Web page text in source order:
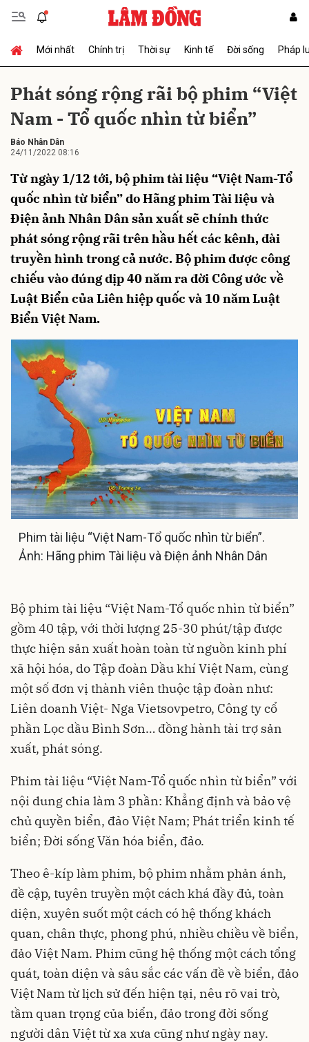
Mới nhất Chính trị Thời sự Kinh tế Đời sống Pháp
Phát sóng rộng rãi bộ phim “Việt
Nam - Tổ quốc nhìn từ biển”
Báo Nhân Dân
24/11/2022 08:16
Từ ngày 1/12 tới, bộ phim tài liệu “Việt Nam-Tổ
quốc nhìn từ biển” do Hãng phim Tài liệu và
Điện ảnh Nhân Dân sản xuất sẽ chính thức
phát sóng rộng rãi trên hầu hết các kênh, đài
truyền hình trong cả nước. Bộ phim được công
chiếu vào đúng dịp 40 năm ra đời Công ước về
Luật Biển của Liên hiệp quốc và 10 năm Luật
Biển Việt Nam.
Phim tài liệu “Việt Nam-Tổ quốc nhìn từ biển”.
Ảnh: Hãng phim Tài liệu và Điện ảnh Nhân Dân
Bộ phim tài liệu “Việt Nam-Tổ quốc nhìn từ biển”
gồm 40 tập, với thời lượng 25-30 phút/tập được
thực hiện sản xuất hoàn toàn từ nguồn kinh phí
xã hội hóa, do Tập đoàn Dầu khí Việt Nam, cùng
một số đơn vị thành viên thuộc tập đoàn như:
Liên doanh Việt- Nga Vietsovpetro, Công ty cổ
phần Lọc dầu Bình Sơn… đồng hành tài trợ sản
xuất, phát sóng.
Phim tài liệu “Việt Nam-Tổ quốc nhìn từ biển” với
nội dung chia làm 3 phần: Khẳng định và bảo vệ
chủ quyền biển, đảo Việt Nam; Phát triển kinh tế
biển; Đời sống Văn hóa biển, đảo.
Theo ê-kíp làm phim, bộ phim nhằm phản ánh,
đề cập, tuyên truyền một cách khá đầy đủ, toàn
diện, xuyên suốt một cách có hệ thống khách
quan, chân thực, phong phú, nhiều chiều về biển,
đảo Việt Nam. Phim cũng hệ thống một cách tổng
quát, toàn diện và sâu sắc các vấn đề về biển, đảo
Việt Nam từ lịch sử đến hiện tại, nêu rõ vai trò,
tầm quan trọng của biển, đảo trong đời sống
người dân Việt từ xa xưa cũng như ngày nay.
Gửi bình luận